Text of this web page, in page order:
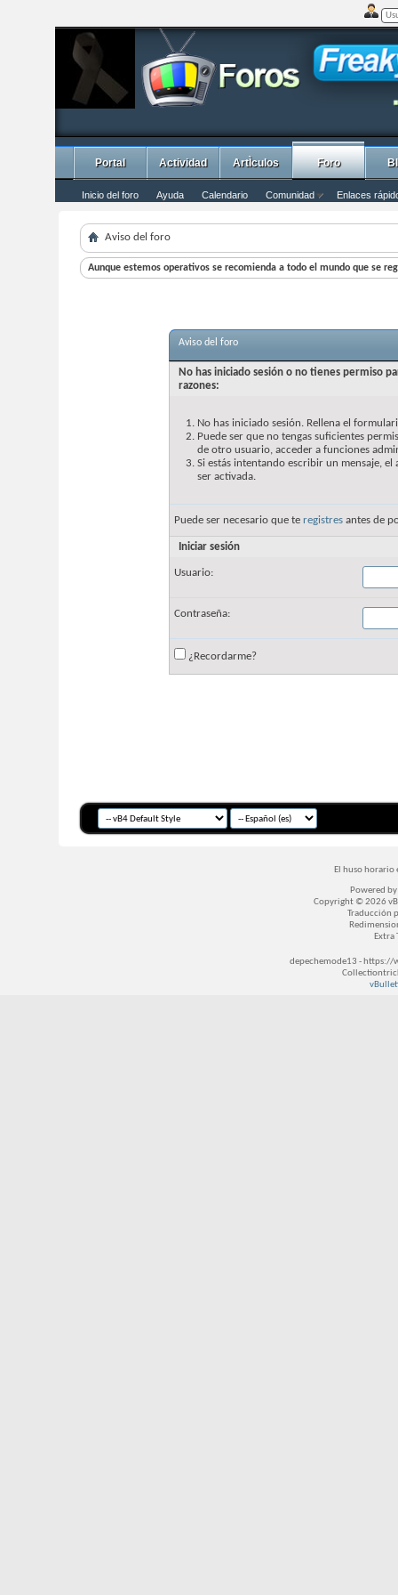
Portal Actividad ArtÌculos Foro
Inicio del foro Ayuda Calendario Comunidad Enlaces
Aviso del foro
Aunque estemos operativos se recomienda a todo el mundo que se
Aviso del foro
No has iniciado sesión o no tienes permiso
razones:
No has iniciado sesión. Rellena el
Puede ser que no tengas suficientes
de otro usuario, acceder a funciones
Si estás intentando escribir un mensaje,
ser activada.
Puede ser necesario que te registres antes de
Iniciar sesión
Usuario:
Contraseña:
¿Recordarme?
El huso horario
Powered by
Copyright © 2026
Traducción
Extra
depechemode13 -